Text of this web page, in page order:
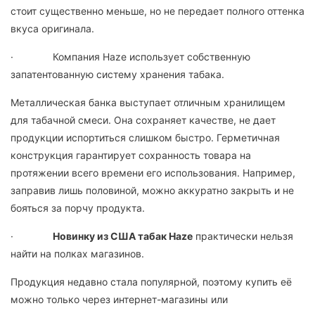
стоит существенно меньше, но не передает полного оттенка
вкуса оригинала.
· Компания Haze использует собственную
запатентованную систему хранения табака.
Металлическая банка выступает отличным хранилищем
для табачной смеси. Она сохраняет качестве, не дает
продукции испортиться слишком быстро. Герметичная
конструкция гарантирует сохранность товара на
протяжении всего времени его использования. Например,
заправив лишь половиной, можно аккуратно закрыть и не
бояться за порчу продукта.
· Новинку из США табак Haze практически нельзя
найти на полках магазинов.
Продукция недавно стала популярной, поэтому купить её
можно только через интернет-магазины или